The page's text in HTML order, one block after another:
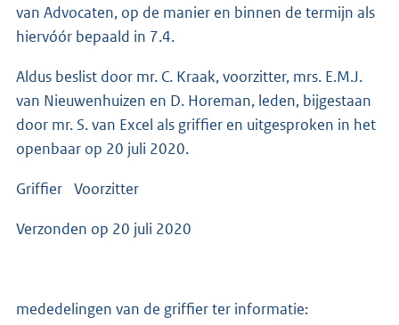
van Advocaten, op de manier en binnen de termijn als
hiervóór bepaald in 7.4.
Aldus beslist door mr. C. Kraak, voorzitter, mrs. E.M.J.
van Nieuwenhuizen en D. Horeman, leden, bijgestaan
door mr. S. van Excel als griffier en uitgesproken in het
openbaar op 20 juli 2020.
Griffier Voorzitter
Verzonden op 20 juli 2020
mededelingen van de griffier ter informatie: